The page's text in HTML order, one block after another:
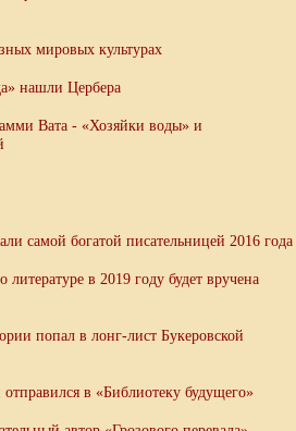
мировых культурах
нашли Цербера
Вата - «Хозяйки воды» и
самой богатой писательницей 2016 года
литературе в 2019 году будет вручена
попал в лонг-лист Букеровской
в «Библиотеку будущего»